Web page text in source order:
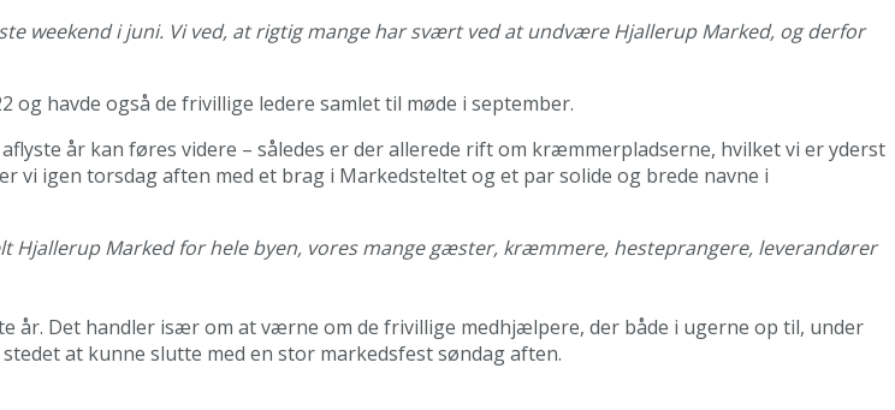
weekend i juni. Vi ved, at rigtig mange har svært ved at undvære Hjallerup Marked, og derfor
havde også de frivillige ledere samlet til møde i september.
år kan føres videre – således er der allerede rift om kræmmerpladserne, hvilket vi er yderst
vi igen torsdag aften med et brag i Markedsteltet og et par solide og brede navne i
Hjallerup Marked for hele byen, vores mange gæster, kræmmere, hesteprangere, leverandører
år. Det handler især om at værne om de frivillige medhjælpere, der både i ugerne op til, under
at kunne slutte med en stor markedsfest søndag aften.